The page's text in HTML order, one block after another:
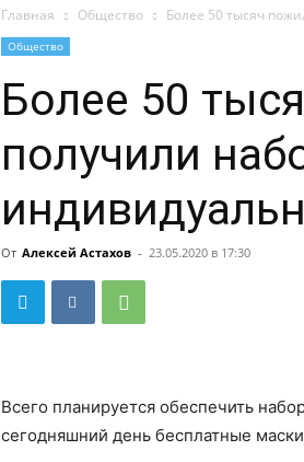
Главная Общество Более 50 тысяч
Общество
Более 50
получили
От Алексей Астахов - 23.05.2020 в 17:30
Всего планируется обеспечить
сегодняшний день бесплатные